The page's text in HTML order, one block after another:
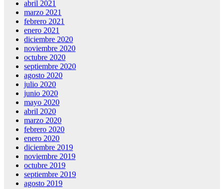
abril 2021
marzo 2021
febrero 2021
enero 2021
diciembre 2020
noviembre 2020
octubre 2020
septiembre 2020
agosto 2020
julio 2020
junio 2020
mayo 2020
abril 2020
marzo 2020
febrero 2020
enero 2020
diciembre 2019
noviembre 2019
octubre 2019
septiembre 2019
agosto 2019